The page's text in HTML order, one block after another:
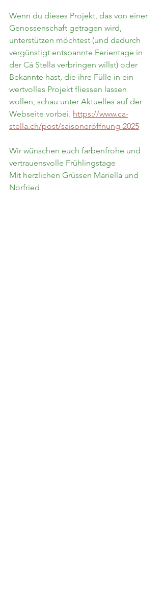
Wenn du dieses Projekt, das von einer
Genossenschaft getragen wird,
unterstützen möchtest (und dadurch
vergünstigt entspannte Ferientage in
der Cà Stella verbringen willst) oder
Bekannte hast, die ihre Fülle in ein
wertvolles Projekt fliessen lassen
wollen, schau unter Aktuelles auf der
Webseite vorbei. https://www.ca-
stella.ch/post/saisoneröffnung-2025
Wir wünschen euch farbenfrohe und
vertrauensvolle Frühlingstage
Mit herzlichen Grüssen Mariella und
Norfried